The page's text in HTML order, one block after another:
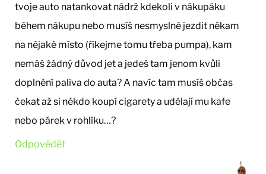
tvoje auto natankovat nádrž kdekoli v nákupáku
během nákupu nebo musíš nesmyslně jezdit někam
na nějaké místo (říkejme tomu třeba pumpa), kam
nemáš žádný důvod jet a jedeš tam jenom kvůli
doplnění paliva do auta? A navíc tam musíš občas
čekat až si někdo koupí cigarety a udělají mu kafe
nebo párek v rohlíku…?
Odpovědět